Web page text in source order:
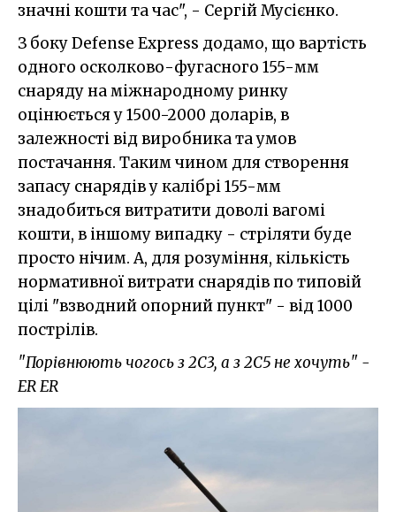
значні кошти та час", - Сергій Мусієнко.
З боку Defense Express додамо, що вартість
одного осколково-фугасного 155-мм
снаряду на міжнародному ринку
оцінюється у 1500-2000 доларів, в
залежності від виробника та умов
постачання. Таким чином для створення
запасу снарядів у калібрі 155-мм
знадобиться витратити доволі вагомі
кошти, в іншому випадку - стріляти буде
просто нічим. А, для розуміння, кількість
нормативної витрати снарядів по типовій
цілі "взводний опорний пункт" - від 1000
пострілів.
"Порівнюють чогось з 2С3, а з 2С5 не хочуть" -
ER ER